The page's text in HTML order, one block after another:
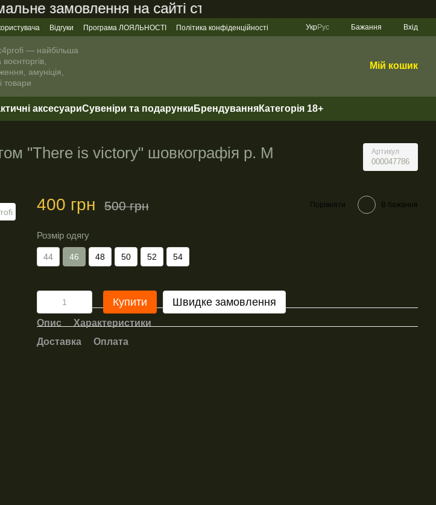
замовлення на сайті становить 200 грн
Відгуки Програма ЛОЯЛЬНОСТІ
Політика конфіденційності
УкрРус Бажання Вхід
Мій кошик
аксесуариСувеніри та подарунки БрендуванняКатегорія 18+
"There is victory" шовкографія р. M Артикул
000047786
400 грн 500 грн Порівняти В бажання
Розмір одягу
44 46 48 50 52 54
Купити Швидке замовлення
Опис
Характеристики
Доставка
Оплата